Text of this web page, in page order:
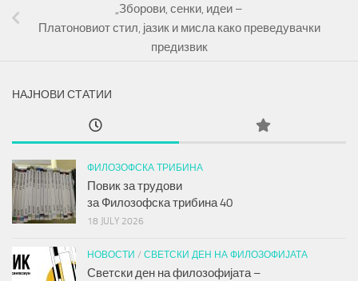
„Зборови, сенки, идеи –
Платоновиот стил, јазик и мисла како преведувачки
предизвик
НАЈНОВИ СТАТИИ
ФИЛОЗОФСКА ТРИБИНА
Повик за трудови
за Филозофска трибина40
18 JULY 2026
НОВОСТИ / СВЕТСКИ ДЕН НА ФИЛОЗОФИЈАТА
Светски ден на филозофијата –